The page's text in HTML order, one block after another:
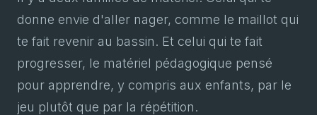
donne envie d'aller nager, comme le maillot qui
te fait revenir au bassin. Et celui qui te fait
progresser, le matériel pédagogique pensé
pour apprendre, y compris aux enfants, par le
jeu plutôt que par la répétition.